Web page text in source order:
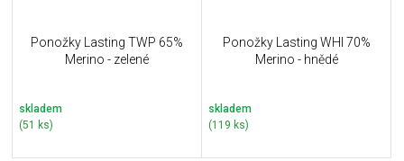
Ponožky Lasting TWP 65%
Merino - zelené
skladem
(51 ks)
Ponožky Lasting WHI 70%
Merino - hnědé
skladem
(119 ks)